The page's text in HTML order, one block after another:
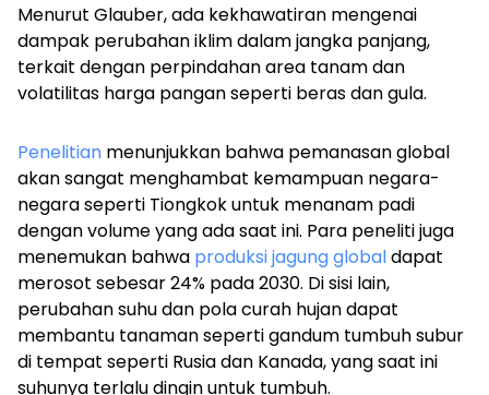
Menurut Glauber, ada kekhawatiran mengenai
dampak perubahan iklim dalam jangka panjang,
terkait dengan perpindahan area tanam dan
volatilitas harga pangan seperti beras dan gula.
Penelitian menunjukkan bahwa pemanasan global
akan sangat menghambat kemampuan negara-
negara seperti Tiongkok untuk menanam padi
dengan volume yang ada saat ini. Para peneliti juga
menemukan bahwa produksi jagung globaldapat
merosot sebesar 24% pada 2030. Di sisi lain,
perubahan suhu dan pola curah hujan dapat
membantu tanaman seperti gandum tumbuh subur
di tempat seperti Rusia dan Kanada, yang saat ini
suhunya terlalu dingin untuk tumbuh.